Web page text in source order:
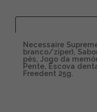
Necessaire
branco/zíper),
pés, Jogo da
Pente, Escova
Freedent 25g.